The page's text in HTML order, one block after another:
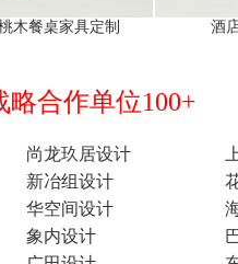
木餐桌家具定制 酒
合作单位100+
尚龙玖居设计
新冶组设计
华空间设计
象内设计